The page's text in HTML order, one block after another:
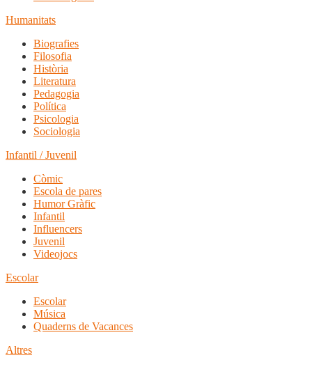
Humanitats
Biografies
Filosofia
Història
Literatura
Pedagogia
Política
Psicologia
Sociologia
Infantil / Juvenil
Còmic
Escola de pares
Humor Gràfic
Infantil
Influencers
Juvenil
Videojocs
Escolar
Escolar
Música
Quaderns de Vacances
Altres